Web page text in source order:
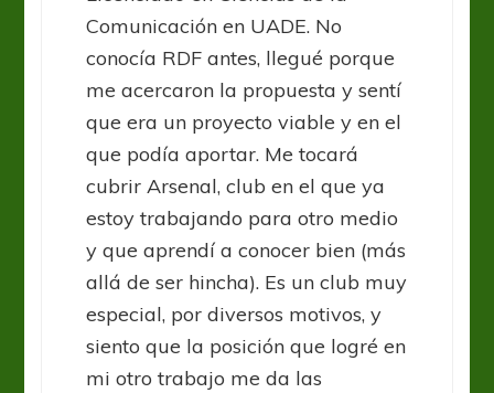
Comunicación en UADE. No
conocía RDF antes, llegué porque
me acercaron la propuesta y sentí
que era un proyecto viable y en el
que podía aportar. Me tocará
cubrir Arsenal, club en el que ya
estoy trabajando para otro medio
y que aprendí a conocer bien (más
allá de ser hincha). Es un club muy
especial, por diversos motivos, y
siento que la posición que logré en
mi otro trabajo me da las